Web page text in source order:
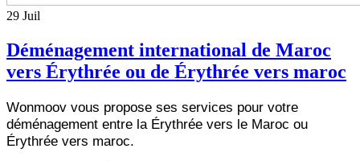
29 Juil
Déménagement international de Maroc
vers Érythrée ou de Érythrée vers maroc
Wonmoov vous propose ses services pour votre
déménagement entre la Érythrée vers le Maroc ou
Érythrée vers maroc.